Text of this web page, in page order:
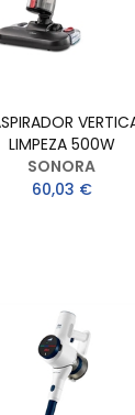
LIMPEZA 500W
SONORA
60,03 €